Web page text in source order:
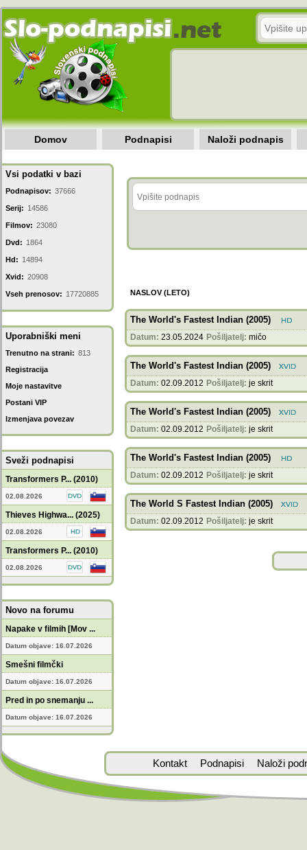
Domov Podnapisi Naloži podnapis
Vsi podatki v bazi
Podnapisov: 37666
Serij: 14586
Filmov: 23080
Dvd: 1864
Hd: 14894
Xvid: 20908
Vseh prenosov: 17720885
Uporabniški meni
Trenutno na strani: 813
Registracija
Moje nastavitve
Postani VIP
Izmenjava povezav
Sveži podnapisi
Transformers P... (2010)
02.08.2026
Thieves Highwa... (2025)
02.08.2026
Transformers P... (2010)
02.08.2026
Novo na forumu
Napake v filmih [Mov ...
Datum objave: 16.07.2026
Smešni filmčki
Datum objave: 16.07.2026
Pred in po snemanju ...
Datum objave: 16.07.2026
NASLOV (LETO)
The World's Fastest Indian (2005)
Datum: 23.05.2024 Pošiljatelj: mičo
The World's Fastest Indian (2005)
Datum: 02.09.2012 Pošiljatelj: je skrit
The World's Fastest Indian (2005)
Datum: 02.09.2012 Pošiljatelj: je skrit
The World's Fastest Indian (2005)
Datum: 02.09.2012 Pošiljatelj: je skrit
The World S Fastest Indian (2005)
Datum: 02.09.2012 Pošiljatelj: je skrit
Kontakt Podnapisi Naloži